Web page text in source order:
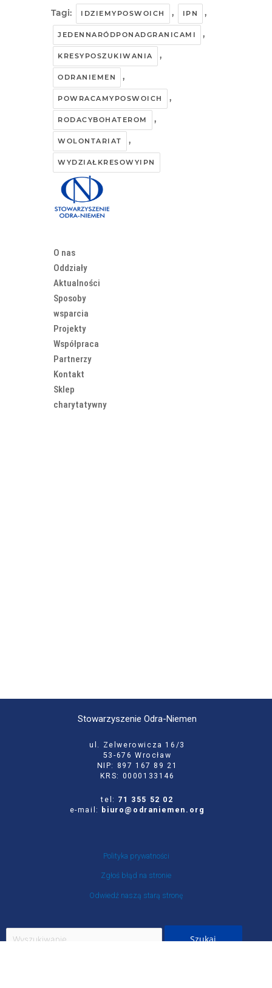
Tagi: IDZIEMYPOSWOICH , IPN ,
JEDENNARÓDPONADGRANICAMI ,
KRESYPOSZUKIWANIA ,
ODRANIEMEN ,
POWRACAMYPOSWOICH ,
RODACYBOHATEROM ,
WOLONTARIAT ,
WYDZIAŁKRESOWYIPN
O nas
Oddziały
Aktualności
Sposoby
wsparcia
Projekty
Współpraca
Partnerzy
Kontakt
Sklep
charytatywny
Stowarzyszenie Odra-Niemen
ul. Zelwerowicza 16/3
53-676 Wrocław
NIP: 897 167 89 21
KRS: 0000133146
tel: 71 355 52 02
e-mail:
biuro@odraniemen.org
Polityka prywatności
Zgłoś błąd na stronie
Odwiedź naszą starą stronę
Szukaj
dla: